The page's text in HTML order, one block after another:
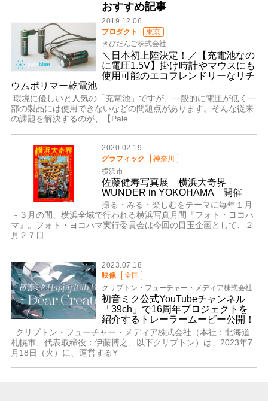
おすすめ記事
2019.12.06
プロダクト
東京
きびだんご株式会社
＼日本初上陸決定！／【充電池なの
に電圧1.5V】掛け時計やマウスにも
使用可能のエコフレンドリーなリチ
ウムポリマー乾電池
環境に優しいと人気の「充電池」ですが、一般的に電圧が低く一
部の製品には使用できないなどの問題点があります。そんな従来
の課題を解決するのが、【Pale
2020.02.19
グラフィック
神奈川
横浜市
佐藤健寿写真展 横浜大奇界
WUNDER in YOKOHAMA 開催
撮る・みる・楽しむをテーマに毎年１月
～３月の間、横浜全域で行われる横浜写真月間『フォト・ヨコハ
マ』。フォト・ヨコハマ実行委員会は今回の目玉企画として、２
月２７日
2023.07.18
映像
全国
クリプトン・フューチャー・メディア株式会社
初音ミク公式YouTubeチャンネル
「39ch」で16周年プロジェクトを
紹介するトレーラームービー公開！
クリプトン・フューチャー・メディア株式会社（本社：北海道
札幌市、代表取締役：伊藤博之、以下クリプトン）は、2023年7
月18日（火）に、運営するY